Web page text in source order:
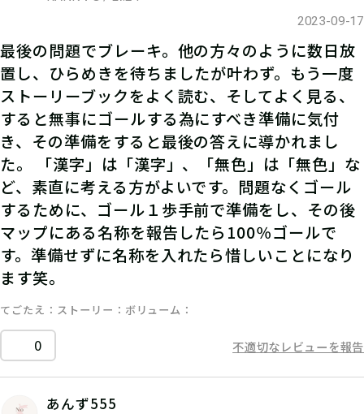
2023-09-17
最後の問題でブレーキ。他の方々のように数日放
置し、ひらめきを待ちましたが叶わず。もう一度
ストーリーブックをよく読む、そしてよく見る、
すると無事にゴールする為にすべき準備に気付
き、その準備をすると最後の答えに導かれまし
た。 「漢字」は「漢字」、「無色」は「無色」な
ど、素直に考える方がよいです。問題なくゴール
するために、ゴール１歩手前で準備をし、その後
マップにある名称を報告したら100％ゴールで
す。準備せずに名称を入れたら惜しいことになり
ます笑。
てごたえ ストーリー ボリューム
0 不適切なレビューを報告
あんず555